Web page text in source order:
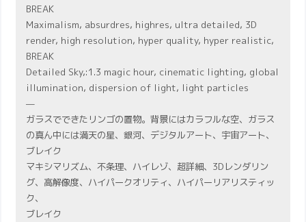
BREAK
Maximalism, absurdres, highres, ultra detailed, 3D
render, high resolution, hyper quality, hyper realistic,
BREAK
Detailed Sky,:1.3 magic hour, cinematic lighting, global
illumination, dispersion of light, light particles
—
ガラスでできたリンゴの置物。背景にはカラフルな空、ガラス
の真ん中には満天の星、銀河、デジタルアート、宇宙アート、
ブレイク
マキシマリズム、不条理、ハイレゾ、超詳細、3Dレンダリン
グ、高解像度、ハイパークオリティ、ハイパーリアリスティッ
ク、
ブレイク